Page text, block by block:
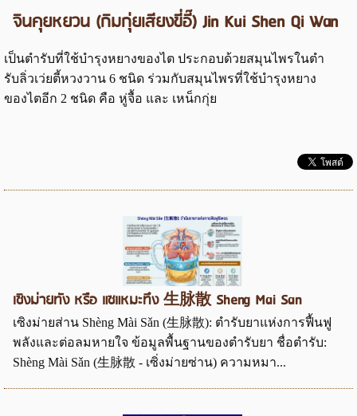
จินคุยหยวน (กิมกุ่ยเสียงขี่อี๊) Jin Kui Shen Qi Wan
เป็นตำรับที่ใช้บำรุงหยางของไต ประกอบด้วยสมุนไพรในตำ
รับลิ่วเว่ยตี้หวงวาน 6 ชนิด ร่วมกับสมุนไพรที่ใช้บำรุงหยาง
ของไตอีก 2 ชนิด คือ หู่จื้อ และ เหน็กกุ่ย
เซิงม่ายทัง หรือ แซแหมะทึง 生脉散 Sheng Mai San
เซิงม่ายส่าน Shèng Mài Sǎn (生脉散): ตำรับยาแห่งการฟื้นฟู
พลังและต่อลมหายใจ ข้อมูลพื้นฐานของตำรับยา ชื่อตำรับ:
Shèng Mài Sǎn (生脉散 - เซิ่งม่ายซ่าน) ความหมา...